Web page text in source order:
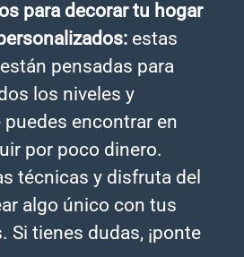
para decorar tu hogar
estas
pensadas para
los niveles y
encontrar en
por poco dinero.
técnicas y disfruta del
algo único con tus
Si tienes dudas, ¡ponte